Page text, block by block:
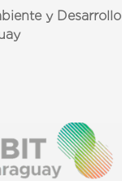
y Desarrollo